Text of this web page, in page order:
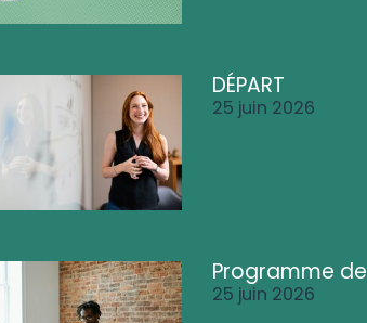
DÉPART
25 juin 2026
Programme
25 juin 2026